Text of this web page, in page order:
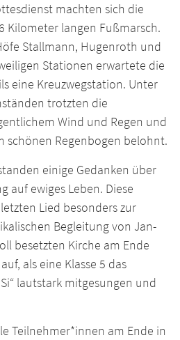
machten sich die
Kilometer langen Fußmarsch.
Stallmann, Hugenroth und
Stationen erwartete die
eine Kreuzwegstation. Unter
trotzten die
Wind und Regen und
schönen Regenbogen belohnt.
einige Gedanken über
auf ewiges Leben. Diese
Lied besonders zur
Begleitung von Jan-
besetzten Kirche am Ende
als eine Klasse 5 das
lautstark mitgesungen und
Teilnehmer*innen am Ende in